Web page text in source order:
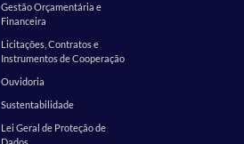
Gestão Orçamentária e
Financeira
Licitações, Contratos e
Instrumentos de Cooperação
Ouvidoria
Sustentabilidade
Lei Geral de Proteção de